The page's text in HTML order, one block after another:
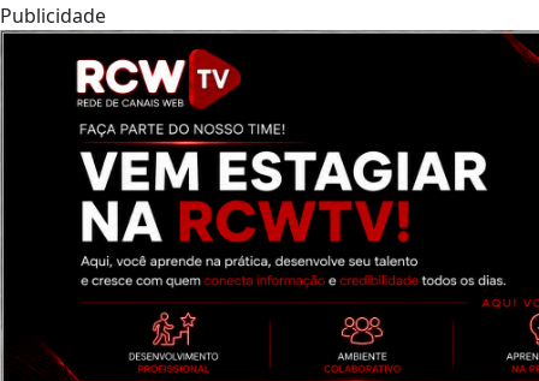
Publicidade